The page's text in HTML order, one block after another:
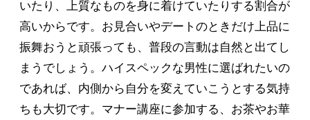
いたり、上質なものを身に着けていたりする割合が
高いからです。お見合いやデートのときだけ上品に
振舞おうと頑張っても、普段の言動は自然と出てし
まうでしょう。ハイスペックな男性に選ばれたいの
であれば、内側から自分を変えていこうとする気持
ちも大切です。マナー講座に参加する、お茶やお華